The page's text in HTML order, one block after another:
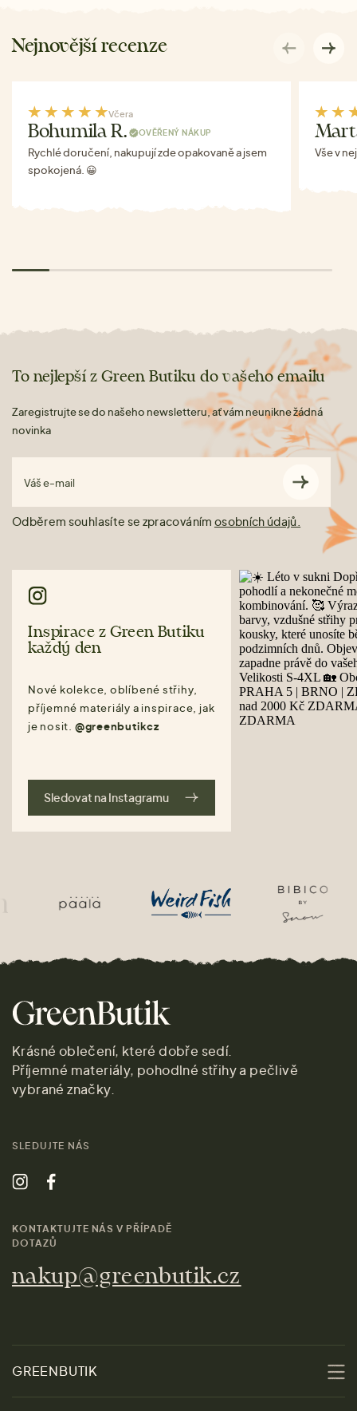
Nejnovější recenze
Včera
Bohumila R. OVĚŘENÝ NÁKUP
Rychlé doručení, nakupují zde opakovaně a jsem
spokojená. 😀
Vše v
To nejlepší z Green Butiku do vašeho emailu
Zaregistrujte se do našeho newsletteru, ať vám neunikne žádná
novinka
Váš e-mail
Odběrem souhlasíte se zpracováním osobních údajů.
Inspirace z Green Butiku
každý den
Nové kolekce, oblíbené střihy,
příjemné materiály a inspirace, jak
je nosit. @greenbutikcz
Sledovat na Instagramu
Krásné oblečení, které dobře sedí.
Příjemné materiály, pohodlné střihy a pečlivě
vybrané značky.
SLEDUJTE NÁS
KONTAKTUJTE NÁS V PŘÍPADĚ
DOTAZŮ
nakup@greenbutik.cz
GREENBUTIK